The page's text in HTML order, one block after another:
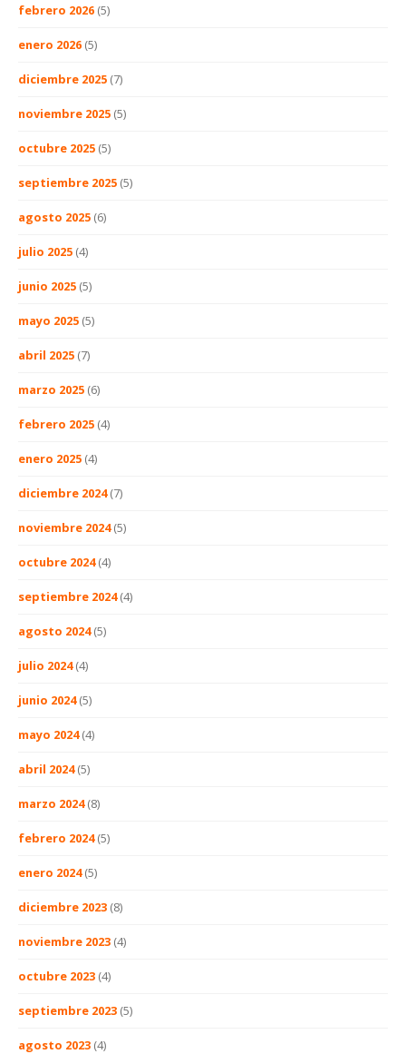
febrero 2026 (5)
enero 2026 (5)
diciembre 2025 (7)
noviembre 2025 (5)
octubre 2025 (5)
septiembre 2025 (5)
agosto 2025 (6)
julio 2025 (4)
junio 2025 (5)
mayo 2025 (5)
abril 2025 (7)
marzo 2025 (6)
febrero 2025 (4)
enero 2025 (4)
diciembre 2024(7)
noviembre 2024(5)
octubre 2024(4)
septiembre 2024(4)
agosto 2024(5)
julio 2024(4)
junio 2024(5)
mayo 2024(4)
abril 2024(5)
marzo 2024(8)
febrero 2024(5)
enero 2024(5)
diciembre 2023 (8)
noviembre 2023 (4)
octubre 2023 (4)
septiembre 2023 (5)
agosto 2023 (4)